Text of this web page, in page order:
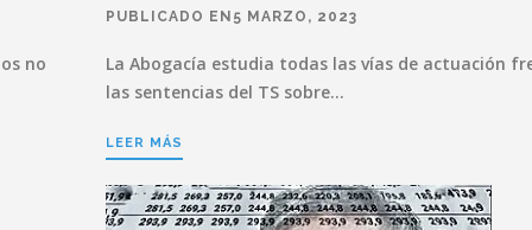
no
PUBLICADO EN5 MARZO, 2023
La Abogacía estudia todas las vías de actuación
las sentencias del TS sobre…
LEER MÁS